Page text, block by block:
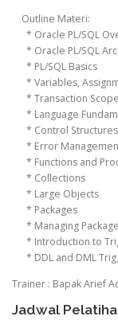
Outline Materi:
* Oracle PL/SQL
* Oracle PL/SQL
* PL/SQL Basics
* Variables,
* Transaction Scope
* Language
* Control Structures
* Error
* Functions and
* Collections
* Large Objects
* Packages
* Managing
* Introduction to
* DDL and DML
Trainer : Bapak Arief
Jadwal